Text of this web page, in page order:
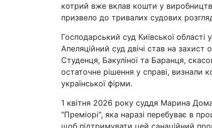
котрий вже вклав кошти у
призвело до тривалих судових
Господарський суд Київської
Апеляційний суд двічі став на захист
Студенця, Бакуліної та Баранця,
остаточне рішення у справі, визнали
української фірми.
1 квітня 2026 року суддя Марина
"Преміорі", яка наразі перебуває в
щоб підтримувати цей санаційний